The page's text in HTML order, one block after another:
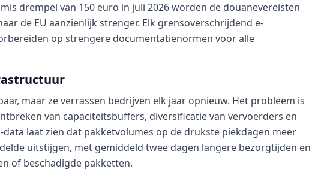
drempel van 150 euro in juli 2026 worden de douanevereisten
de EU aanzienlijk strenger. Elk grensoverschrijdend e-
op strengere documentatienormen voor alle
maar ze verrassen bedrijven elk jaar opnieuw. Het probleem is
van capaciteitsbuffers, diversificatie van vervoerders en
laat zien dat pakketvolumes op de drukste piekdagen meer
uitstijgen, met gemiddeld twee dagen langere bezorgtijden en
of beschadigde pakketten.